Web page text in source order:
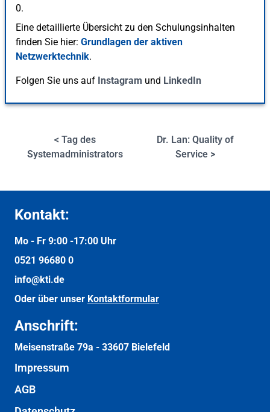
0.
Eine detaillierte Übersicht zu den Schulungsinhalten
finden Sie hier: Grundlagen der aktiven
Netzwerktechnik.
Folgen Sie uns auf Instagram und LinkedIn
< Tag des
Systemadministrators
Dr. Lan: Quality of
Service >
Kontakt:
Mo - Fr 9:00 -17:00 Uhr
0521 96680 0
info@kti.de
Oder über unser Kontaktformular
Anschrift:
Meisenstraße 79a - 33607 Bielefeld
Impressum
AGB